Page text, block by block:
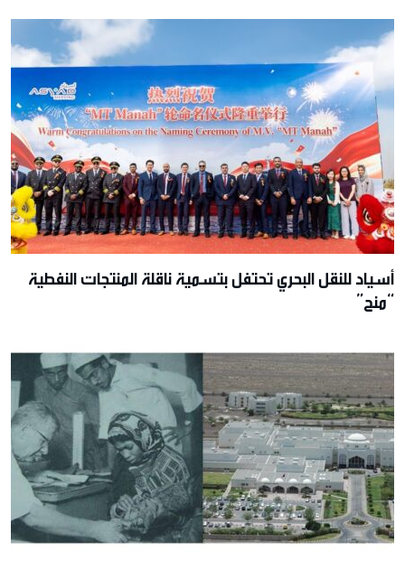
أسياد للنقل البحري تحتفل بتسمية ناقلة المنتجات النفطية
“منح”